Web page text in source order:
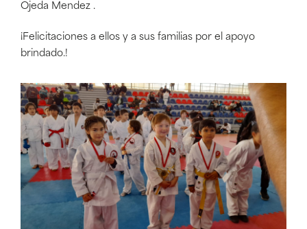
Ojeda Mendez .
¡Felicitaciones a ellos y a sus familias por el apoyo
brindado.!